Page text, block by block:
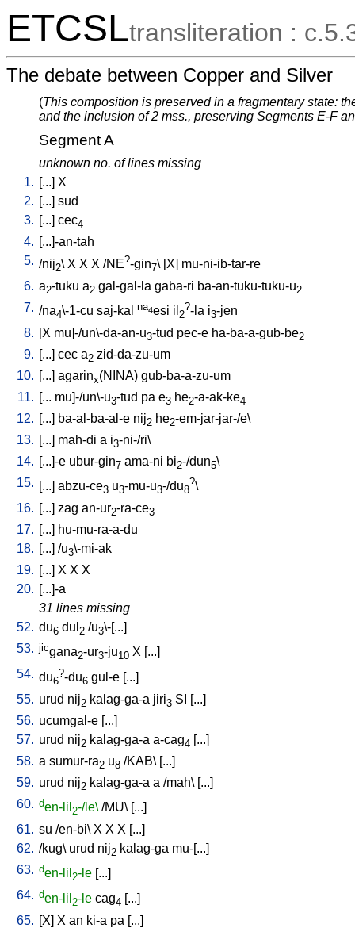
ETCSLtransliteration :
The debate between Copper and Silver
(This composition is preserved in a fragmentary state:
and the inclusion of 2 mss., preserving Segments E-F
Segment A
unknown no. of lines missing
1. [...] X
2. [...] sud
3. [...] cec4
4. [...]-an-tah
5. /nij2\ X X X /NE?-gin7\ [X] mu-ni-ib-tar-re
6. a2-tuku a2 gal-gal-la gaba-ri ba-an-tuku-tuku-u2
7. /na4\-1-cu saj-kal na4esi il 2
?-la i3-jen
8. [X mu]-/un\-da-an-u3-tud pec-e ha-ba-a-gub-be2
9. [...] cec a2 zid-da-zu-um
10. [...] agarinx(NINA) gub-ba-a-zu-um
11. [... mu]-/un\-u3-tud pa e3 he2-a-ak-ke4
12. [...] ba-al-ba-al-e nij2 he2-em-jar-jar-/e\
13. [...] mah-di a i3-ni-/ri\
14. [...]-e ubur-gin7 ama-ni bi2-/dun5\
15. [...] abzu-ce3 u3-mu-u3-/du8
?\
16. [...] zag an-ur2-ra-ce3
17. [...] hu-mu-ra-a-du
18. [...] /u3\-mi-ak
19. [...] X X X
20. [...]-a
31 lines missing
52. du6 dul 2 /u3\-[...]
53. jicgana2-ur3-ju10 X [...]
54. du6
?-du6 gul-e [...]
55. urud nij2 kalag-ga-a jiri3 SI [...]
56. ucumgal-e [...]
57. urud nij2 kalag-ga-a a-cag4 [...]
58. a sumur-ra2 u8 /KAB\ [...]
59. urud nij2 kalag-ga-a a /mah\ [...]
60. den-lil 2-/le\ /MU\ [...]
61. su /en-bi\ X X X [...]
62. /kug\ urud nij2 kalag-ga mu-[...]
63. den-lil 2-le [...]
64. den-lil 2-le cag4 [...]
65. [X] X an ki-a pa [...]